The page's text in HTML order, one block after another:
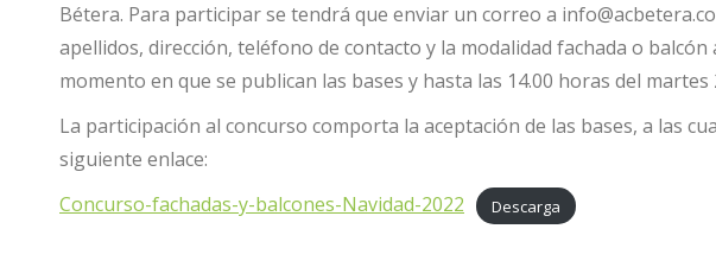
Bétera. Para participar se tendrá que enviar un correo a
apellidos, dirección, teléfono de contacto y la modalidad fachada o balcón
momento en que se publican las bases y hasta las 14.00 horas del martes
La participación al concurso comporta la aceptación de las bases, a las
siguiente enlace:
Concurso-fachadas-y-balcones-Navidad-2022
Descarga